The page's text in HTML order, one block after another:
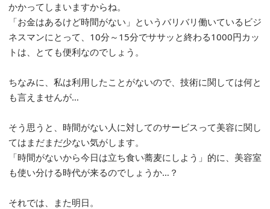
かかってしまいますからね。
「お金はあるけど時間がない」というバリバリ働いているビジ
ネスマンにとって、10分～15分でササッと終わる1000円カッ
トは、とても便利なのでしょう。
ちなみに、私は利用したことがないので、技術に関しては何と
も言えませんが…
そう思うと、時間がない人に対してのサービスって美容に関し
てはまだまだ少ない気がします。
「時間がないから今日は立ち食い蕎麦にしよう」的に、美容室
も使い分ける時代が来るのでしょうか…？
それでは、また明日。